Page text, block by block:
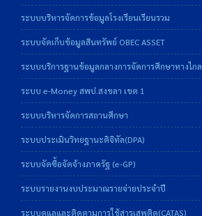
ระบบบริหารจัดการข้อมูลโรงเรียนเรียนรวม
ระบบจัดเก็บข้อมูลสินทรัพย์ OBEC ASSET
ระบบบริการฐานข้อมูลกลางการจัดการศึกษาทางไกล
ระบบ e-Money สพป.สงขลา เขต 1
ระบบบริหารจัดการสถานศึกษา
ระบบประเมินวิทยฐานะดิจิทัล(DPA)
ระบบจัดซื้อจัดจ้างภาครัฐ (e-GP)
ระบบรายงานงบประมาณรายจ่ายประจำปี
ระบบดูแลและติดตามการใช้สารเสพติด(CATAS)